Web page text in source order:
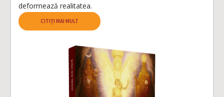
deformează realitatea.
CITIȚI MAI MULT